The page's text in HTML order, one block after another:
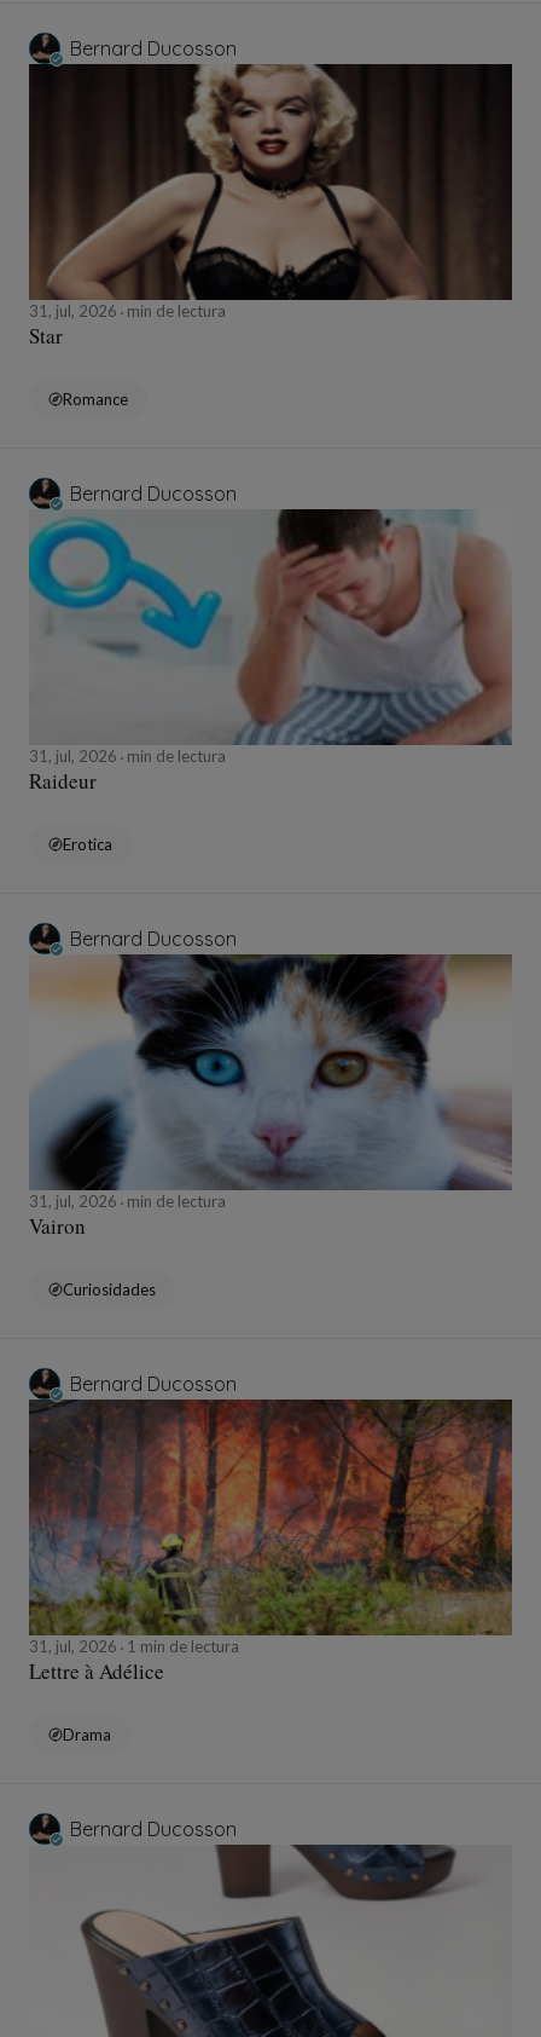
Bernard Ducosson
31, jul, 2026 min de lectura
Star
Romance
Bernard Ducosson
31, jul, 2026 min de lectura
Raideur
Erotica
Bernard Ducosson
31, jul, 2026 min de lectura
Vairon
Curiosidades
Bernard Ducosson
31, jul, 2026 1 min de lectura
Lettre à Adélice
Drama
Bernard Ducosson